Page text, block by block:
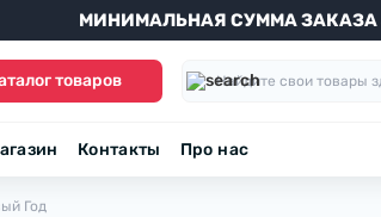
МИНИМАЛЬНАЯ СУММА ЗАКАЗА
товаров
Контакты Про нас
Год